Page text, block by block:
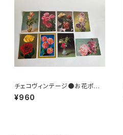
チェコヴィンテージ●お花ポスト
カード8枚組
¥960